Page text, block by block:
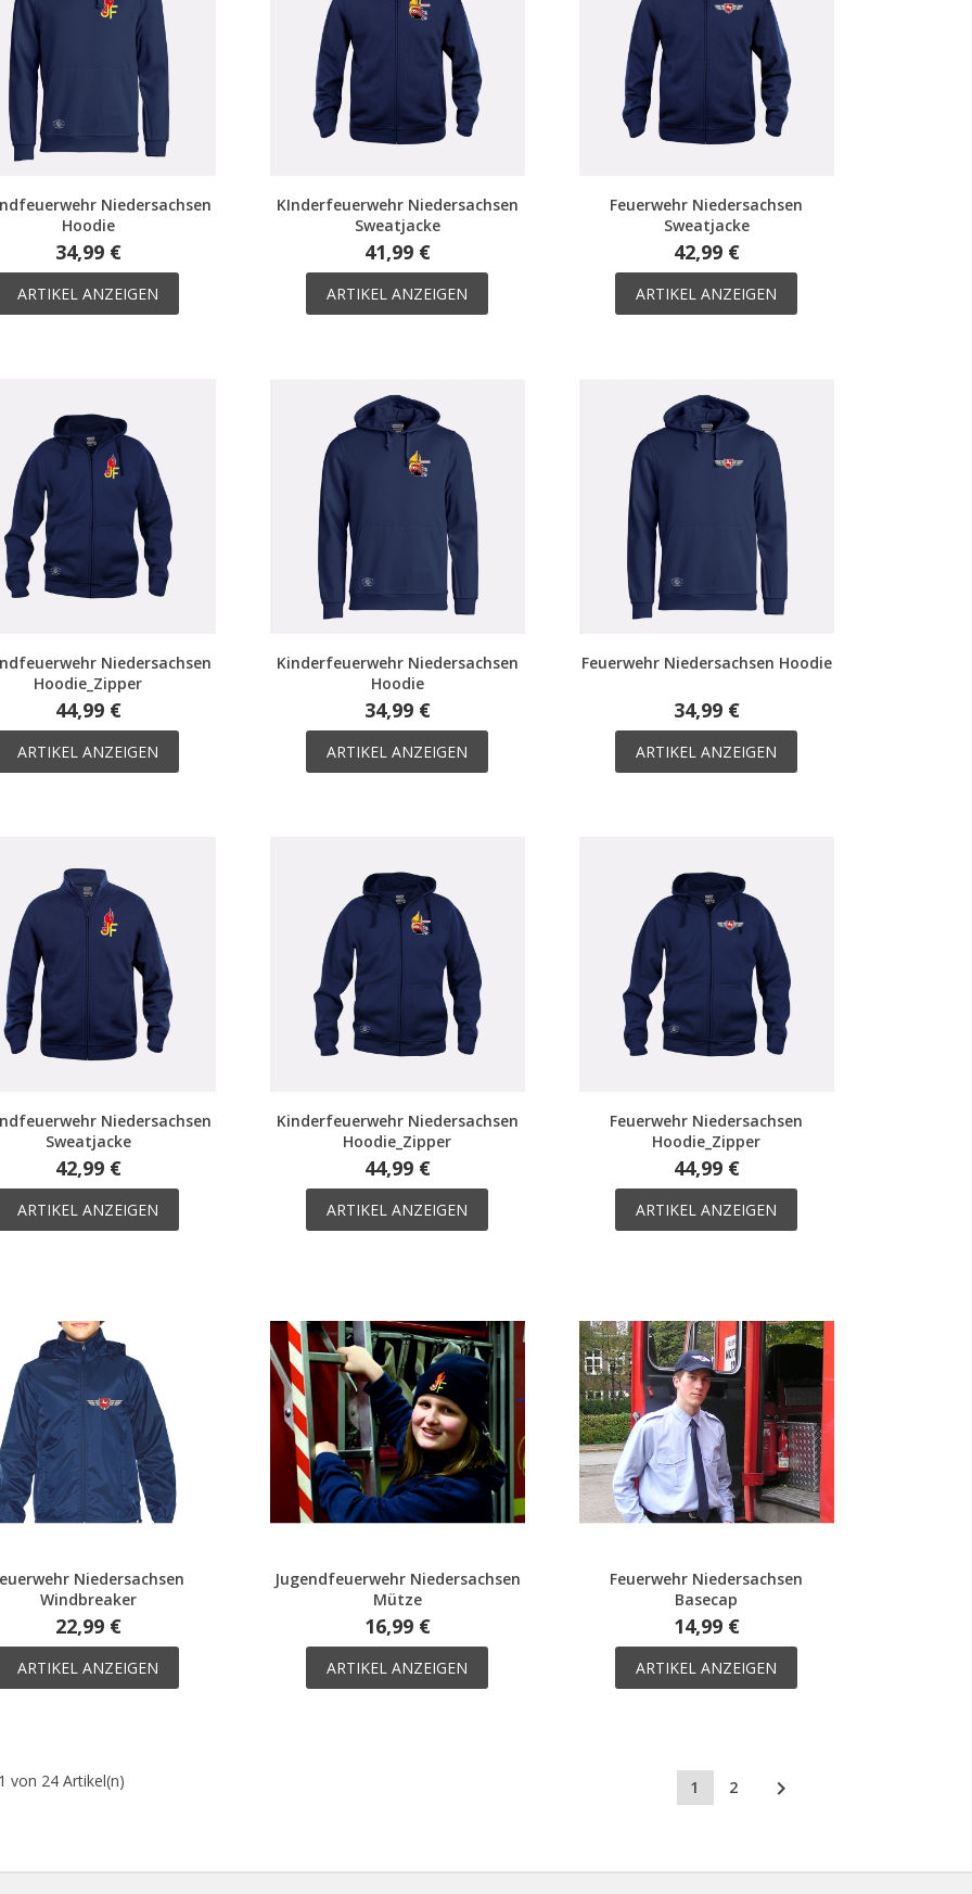
Niedersachsen
Hoodie
34,99 €
ARTIKEL ANZEIGEN
KInderfeuerwehr Niedersachsen
Sweatjacke
41,99 €
ARTIKEL ANZEIGEN
Feuerwehr Niedersachsen
Sweatjacke
42,99 €
ARTIKEL ANZEIGEN
Niedersachsen
Hoodie_Zipper
44,99 €
ARTIKEL ANZEIGEN
Kinderfeuerwehr Niedersachsen
Hoodie
34,99 €
ARTIKEL ANZEIGEN
Feuerwehr Niedersachsen Hoodie
34,99 €
ARTIKEL ANZEIGEN
Niedersachsen
Sweatjacke
42,99 €
ARTIKEL ANZEIGEN
Kinderfeuerwehr Niedersachsen
Hoodie_Zipper
44,99 €
ARTIKEL ANZEIGEN
Feuerwehr Niedersachsen
Hoodie_Zipper
44,99 €
ARTIKEL ANZEIGEN
Niedersachsen
Windbreaker
22,99 €
ARTIKEL ANZEIGEN
Jugendfeuerwehr Niedersachsen
Mütze
16,99 €
ARTIKEL ANZEIGEN
Feuerwehr Niedersachsen
Basecap
14,99 €
ARTIKEL ANZEIGEN
von 24 Artikel(n) 1 2 